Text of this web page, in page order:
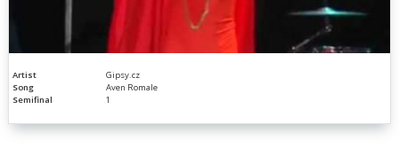
Artist
Gipsy.cz
Song
Aven Romale
Semifinal
1